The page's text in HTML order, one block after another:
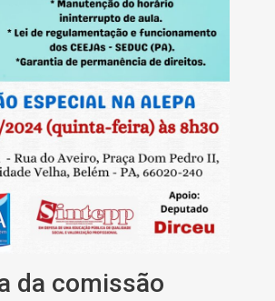
da comissão